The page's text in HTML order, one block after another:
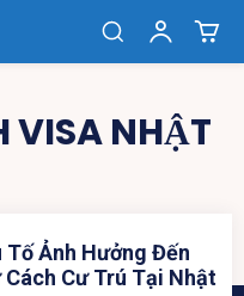
VISA NHẬT
Tố Ảnh Hưởng Đến
Cách Cư Trú Tại Nhật